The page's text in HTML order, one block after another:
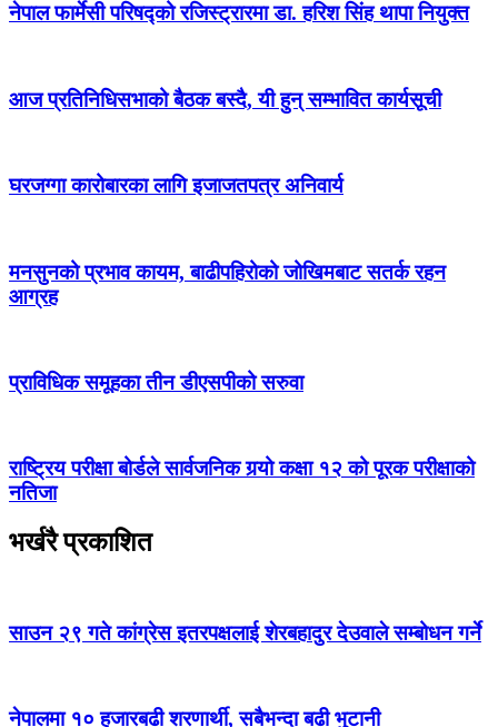
नेपाल फार्मेसी परिषद्को रजिस्ट्रारमा डा. हरिश सिंह थापा नियुक्त
आज प्रतिनिधिसभाको बैठक बस्दै, यी हुन् सम्भावित कार्यसूची
घरजग्गा कारोबारका लागि इजाजतपत्र अनिवार्य
मनसुनको प्रभाव कायम, बाढीपहिरोको जोखिमबाट सतर्क रहन
आग्रह
प्राविधिक समूहका तीन डीएसपीको सरुवा
राष्ट्रिय परीक्षा बोर्डले सार्वजनिक गर्‍यो कक्षा १२ को पूरक परीक्षाको
नतिजा
भर्खरै प्रकाशित
साउन २९ गते कांग्रेस इतरपक्षलाई शेरबहादुर देउवाले सम्बोधन गर्ने
नेपालमा १० हजारबढी शरणार्थी, सबैभन्दा बढी भुटानी